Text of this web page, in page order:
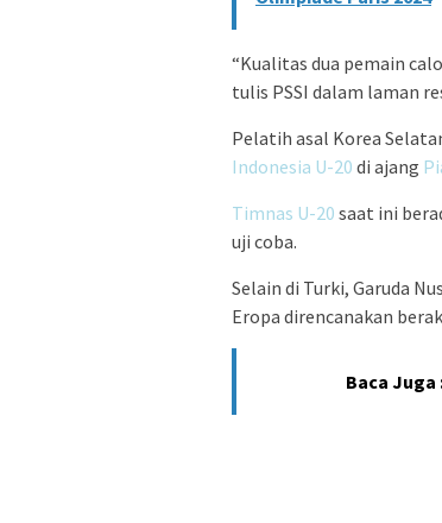
“Kualitas dua pemain
tulis PSSI dalam laman
Pelatih asal Korea
Indonesia U-20 di ajang
Timnas U-20 saat ini
uji coba.
Selain di Turki, Garuda
Eropa direncanakan
Baca Juga